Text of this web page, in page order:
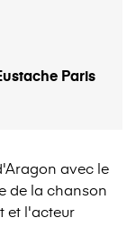
Paris
avec le
de la chanson
et l'acteur